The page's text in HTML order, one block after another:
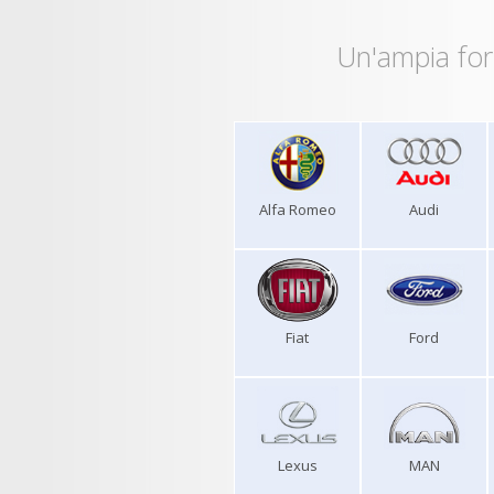
Un'ampia
Alfa Romeo Audi
Fiat Ford
Lexus MAN